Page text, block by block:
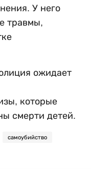
У него
травмы,
ожидает
которые
смерти детей.
самоубийство